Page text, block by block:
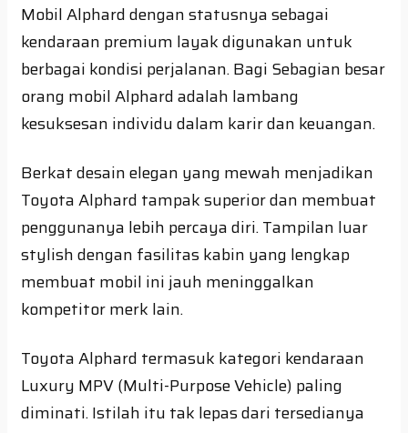
Mobil Alphard dengan statusnya sebagai
kendaraan premium layak digunakan untuk
berbagai kondisi perjalanan. Bagi Sebagian besar
orang mobil Alphard adalah lambang
kesuksesan individu dalam karir dan keuangan.
Berkat desain elegan yang mewah menjadikan
Toyota Alphard tampak superior dan membuat
penggunanya lebih percaya diri. Tampilan luar
stylish dengan fasilitas kabin yang lengkap
membuat mobil ini jauh meninggalkan
kompetitor merk lain.
Toyota Alphard termasuk kategori kendaraan
Luxury MPV (Multi-Purpose Vehicle) paling
diminati. Istilah itu tak lepas dari tersedianya